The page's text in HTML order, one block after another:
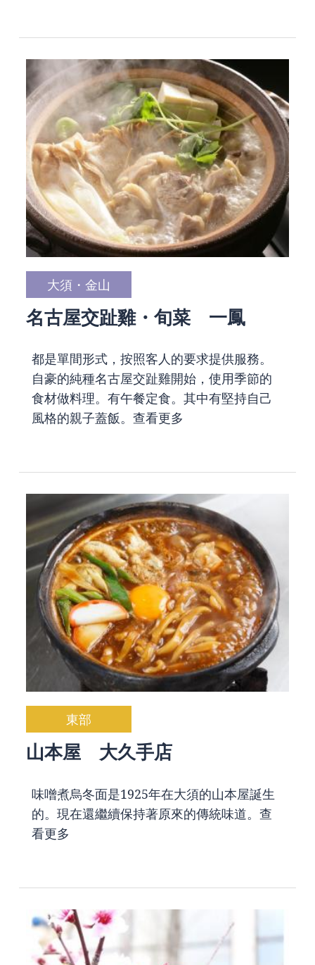
大須・金山
名古屋交趾雞・旬菜 一鳳
都是單間形式，按照客人的要求提供服務。
自豪的純種名古屋交趾雞開始，使用季節的
食材做料理。有午餐定食。其中有堅持自己
風格的親子蓋飯。 查看更多
東部
山本屋 大久手店
味噌煮烏冬面是1925年在大須的山本屋誕生
的。現在還繼續保持著原來的傳統味道。 查
看更多